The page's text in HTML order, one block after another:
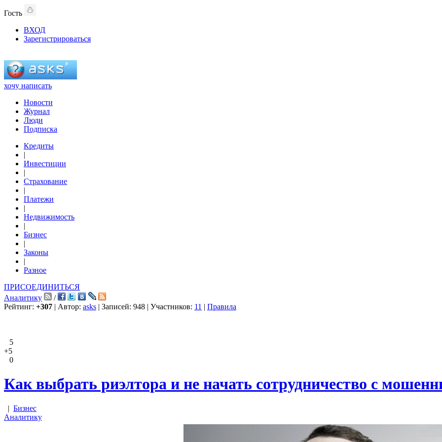
Гость
ВХОД
Зарегистрироваться
хочу написать
Новости
Журнал
Люди
Подписка
Кредиты
|
Инвестиции
|
Страхование
|
Платежи
|
Недвижимость
|
Бизнес
|
Законы
|
Разное
ПРИСОЕДИНИТЬСЯ
Аналитику
/
Рейтинг: +307 | Автор: asks | Записей: 948 | Участников: 11 | Правила
5
+5
0
Как выбрать риэлтора и не начать сотрудничество с
| Бизнес
Аналитику